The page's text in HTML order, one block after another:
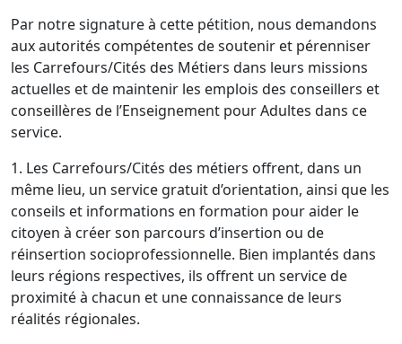
Par notre signature à cette pétition, nous demandons
aux autorités compétentes de soutenir et pérenniser
les Carrefours/Cités des Métiers dans leurs missions
actuelles et de maintenir les emplois des conseillers et
conseillères de l’Enseignement pour Adultes dans ce
service.
1. Les Carrefours/Cités des métiers offrent, dans un
même lieu, un service gratuit d’orientation, ainsi que les
conseils et informations en formation pour aider le
citoyen à créer son parcours d’insertion ou de
réinsertion socioprofessionnelle. Bien implantés dans
leurs régions respectives, ils offrent un service de
proximité à chacun et une connaissance de leurs
réalités régionales.